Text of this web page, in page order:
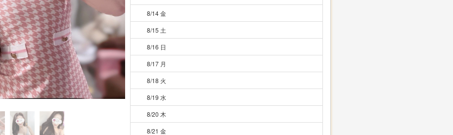
8/14 金
8/15 土
8/16 日
8/17 月
8/18 火
8/19 水
8/20 木
8/21 金